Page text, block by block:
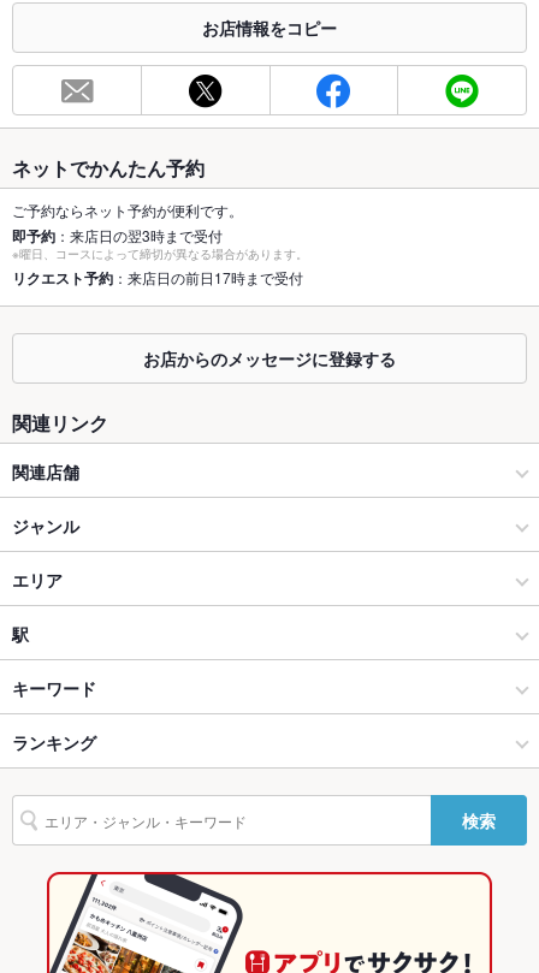
合わせください。
お席
容人数
談下さい。)
個室 なし ：詳細はお問い合わせください。
座敷 なし ：詳細はお問い合わせください。
掘りごたつ なし ：詳細はお問い合わせください。
貸切不可 ：応相談
設備
Wi-Fi
バリアフリ
ー
駐車場
その他設備
その他
飲み放題 あり ：各種飲み放題付きコースをご用意しております。
あり
カクテル充実、焼酎充実、日本酒充実、ワイン充実
お店情報をコピー
ネットでかんたん予約
ご予約ならネット予約が便利です。
即予約 ：来店日の翌3時まで受付
※曜日、コースによって締切が異なる場合があります。
リクエスト予約 ：来店日の前日17時まで受付
お店からのメッセージに登録する
関連リンク
関連店舗
魚民
ジャンル
居酒屋
和風
海鮮
宮崎市中心部 × 居酒屋
宮崎市中心部 × 和風
宮崎市中心部 × 海鮮
宮崎駅 × 居酒屋
宮崎駅 × 和風
エリア
宮崎駅
宮崎駅 × 居酒屋
宮崎駅 × 和風
宮崎駅 × 海鮮
宮崎
宮崎 × 居酒屋
宮崎 × 和風
駅
南宮崎駅
宮崎駅
宮崎神宮駅
キーワード
からあげ
餃子 パフェ デザート 馬肉
ランキング
宮崎のグルメランキング
宮崎の居酒屋ランキング
宮崎市中心部のグルメランキング
宮崎市中心部の居酒屋ランキング
検索